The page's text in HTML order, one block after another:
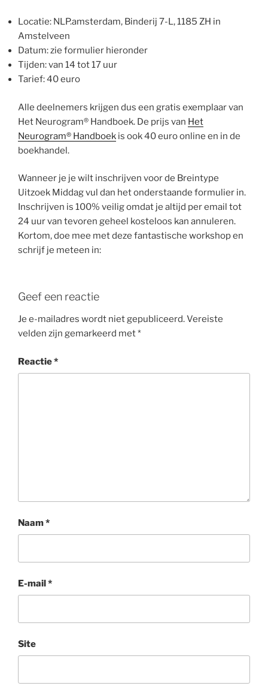
Locatie: NLP.amsterdam, Binderij 7-L, 1185 ZH in
Amstelveen
Datum: zie formulier hieronder
Tijden: van 14 tot 17 uur
Tarief: 40 euro
Alle deelnemers krijgen dus een gratis exemplaar van
Het Neurogram® Handboek. De prijs van Het
Neurogram® Handboek is ook 40 euro online en in de
boekhandel.
Wanneer je je wilt inschrijven voor de Breintype
Uitzoek Middag vul dan het onderstaande formulier in.
Inschrijven is 100% veilig omdat je altijd per email tot
24 uur van tevoren geheel kosteloos kan annuleren.
Kortom, doe mee met deze fantastische workshop en
schrijf je meteen in:
Geef een reactie
Je e-mailadres wordt niet gepubliceerd.Vereiste
velden zijn gemarkeerd met*
Reactie*
Naam*
E-mail*
Site